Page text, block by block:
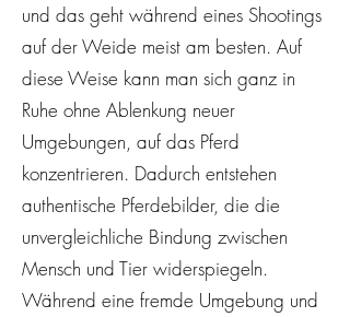
und das geht während eines Shootings
auf der Weide meist am besten. Auf
diese Weise kann man sich ganz in
Ruhe ohne Ablenkung neuer
Umgebungen, auf das Pferd
konzentrieren. Dadurch entstehen
authentische Pferdebilder, die die
unvergleichliche Bindung zwischen
Mensch und Tier widerspiegeln.
Während eine fremde Umgebung und